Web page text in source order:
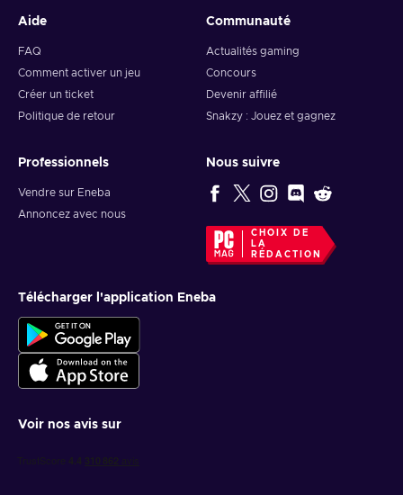
Aide
FAQ
Comment activer un jeu
Créer un ticket
Politique de retour
Communauté
Actualités gaming
Concours
Devenir affilié
Snakzy : Jouez et gagnez
Professionnels
Vendre sur Eneba
Annoncez avec nous
Nous suivre
CHOIX DE
LA
RÉDACTION
Télécharger l'application Eneba
Voir nos avis sur